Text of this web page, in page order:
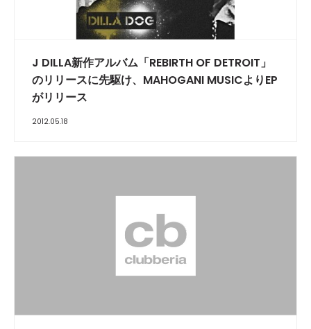
J DILLA新作アルバム「REBIRTH OF DETROIT」
のリリースに先駆け、MAHOGANI MUSICよりEP
がリリース
2012.05.18